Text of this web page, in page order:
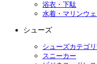
浴衣・下駄
水着・マリンウ
シューズ
シューズカテゴ
スニーカー